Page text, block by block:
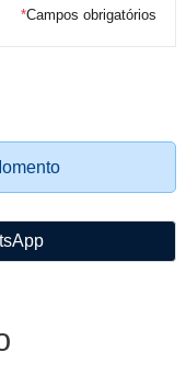
*Campos obrigatórios